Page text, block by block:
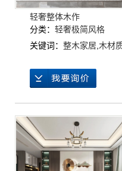
轻奢整体木作
分类： 轻奢极简风格
关键词： 整木家居 木材